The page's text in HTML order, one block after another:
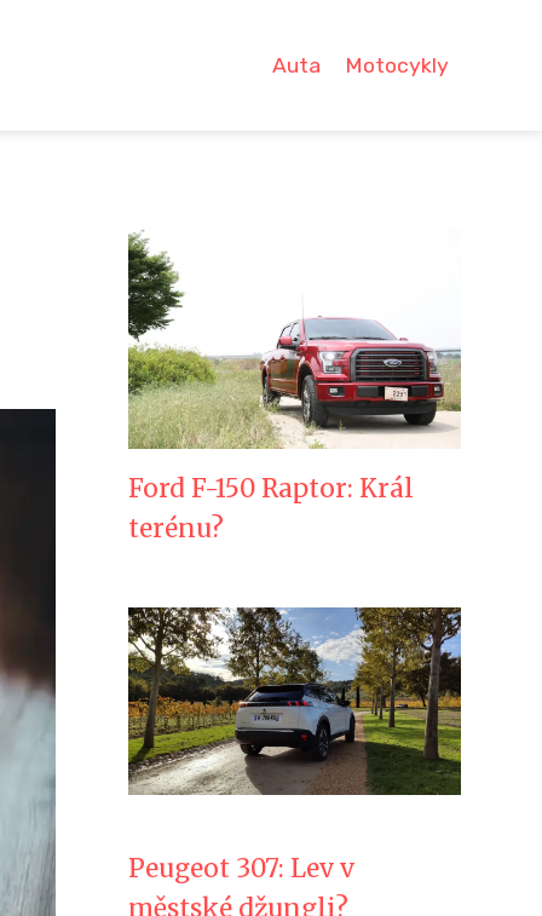
Auta Motocykly
Ford F-150 Raptor: Král
terénu?
Peugeot 307: Lev v
městské džungli?